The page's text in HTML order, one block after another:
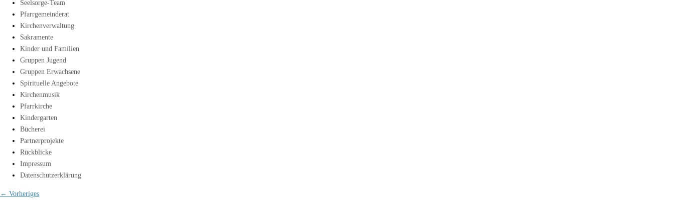
Seelsorge-Team
Pfarrgemeinderat
Kirchenverwaltung
Sakramente
Kinder und Familien
Gruppen Jugend
Gruppen Erwachsene
Spirituelle Angebote
Kirchenmusik
Pfarrkirche
Kindergarten
Bücherei
Partnerprojekte
Rückblicke
Impressum
Datenschutzerklärung
← Vorheriges